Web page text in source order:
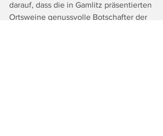
darauf, dass die in Gamlitz präsentierten
Ortsweine genussvolle Botschafter der